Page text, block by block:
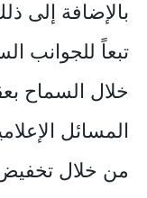
‏بالإضافة إلى
تبعاً للجوانب
خلال السماح
المسائل
من خلال تخفيض